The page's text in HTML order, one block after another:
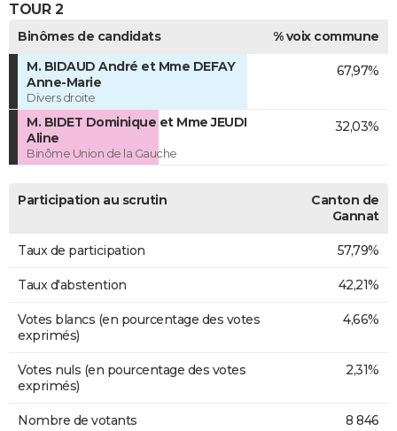
TOUR 2
Binômes de candidats
% voix commune
M. BIDAUD André et Mme DEFAY
Anne-Marie
Divers droite
67,97%
M. BIDET Dominique et Mme JEUDI
Aline
Binôme Union de la Gauche
32,03%
Participation au scrutin
Canton de
Gannat
Taux de participation 57,79%
Taux d'abstention 42,21%
Votes blancs (en pourcentage des votes
exprimés)
4,66%
Votes nuls (en pourcentage des votes
exprimés)
2,31%
Nombre de votants 8 846